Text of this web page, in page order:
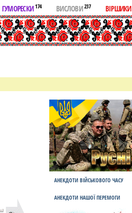
ГУМОРЕСКИ174 ВИСЛОВИ237 ВІРШИКИ
АНЕКДОТИ ВІЙСЬКОВОГО ЧАСУ
АНЕКДОТИ НАШОЇ ПЕРЕМОГИ